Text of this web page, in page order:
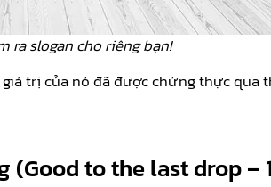
ra slogan cho riêng bạn!
trị của nó đã được chứng thực
(Good to the last drop –